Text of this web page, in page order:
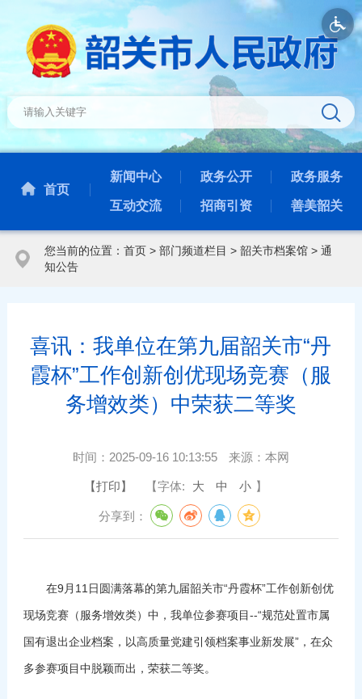
首页
新闻中心 政务公开 政务服务
互动交流 招商引资 善美韶关
您当前的位置： 首页> 部门频道栏目 > 韶关市档案馆> 通
知公告
喜讯：我单位在第九届韶关市“丹
霞杯”工作创新创优现场竞赛（服
务增效类）中荣获二等奖
时间： 2025-09-16 10:13:55 来源： 本网
【打印】 【字体: 大 中 小 】
分享到：
在9月11日圆满落幕的第九届韶关市“丹霞杯”工作创新创优
现场竞赛（服务增效类）中，我单位参赛项目--“规范处置市属
国有退出企业档案，以高质量党建引领档案事业新发展”，在众
多参赛项目中脱颖而出，荣获二等奖。